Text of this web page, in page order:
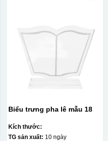
Pha lê
Biểu trưng pha lê mẫu 18
Kích thước:
TG sản xuất: 10 ngày